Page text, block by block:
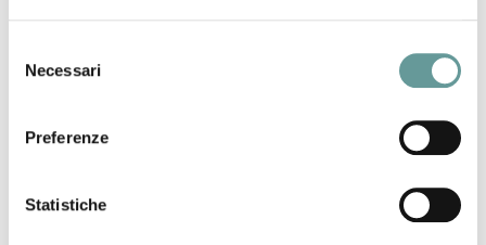
delNecessari
Preferenze
Statistiche
Vetro vulcanico che si forma quando il magma è
E’ un prodotto dell’attività sia effusiva che esplosiva.